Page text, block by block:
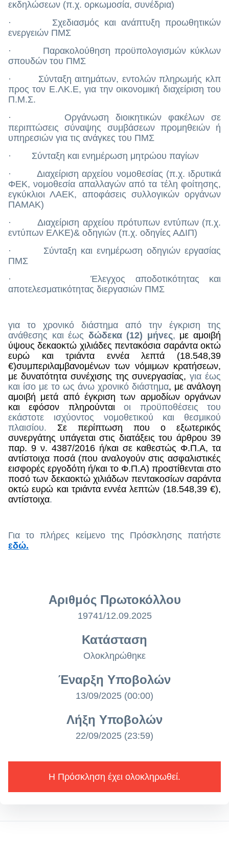
εκδηλώσεων (π.χ. ορκωμοσία, συνέδρια)
· Σχεδιασμός και ανάπτυξη προωθητικών
ενεργειών ΠΜΣ
· Παρακολούθηση προϋπολογισμών κύκλων
σπουδών του ΠΜΣ
· Σύνταξη αιτημάτων, εντολών πληρωμής κλπ
προς τον Ε.ΛΚ.Ε, για την οικονομική διαχείριση του
Π.Μ.Σ.
· Οργάνωση διοικητικών φακέλων σε
περιπτώσεις σύναψης συμβάσεων προμηθειών ή
υπηρεσιών για τις ανάγκες του ΠΜΣ
· Σύνταξη και ενημέρωση μητρώου παγίων
· Διαχείριση αρχείου νομοθεσίας (π.χ. ιδρυτικά
ΦΕΚ, νομοθεσία απαλλαγών από τα τέλη φοίτησης,
εγκύκλιοι ΛΑΕΚ, αποφάσεις συλλογικών οργάνων
ΠΑΜΑΚ)
· Διαχείριση αρχείου πρότυπων εντύπων (π.χ.
εντύπων ΕΛΚΕ)& οδηγιών (π.χ. οδηγίες ΑΔΙΠ)
· Σύνταξη και ενημέρωση οδηγιών εργασίας
ΠΜΣ
· Έλεγχος αποδοτικότητας και
αποτελεσματικότητας διεργασιών ΠΜΣ
για το χρονικό διάστημα από την έγκριση της
ανάθεσης και έως δώδεκα (12) μήνες, με αμοιβή
ύψους δεκαοκτώ χιλιάδες πεντακόσια σαράντα οκτώ
ευρώ και τριάντα εννέα λεπτά (18.548,39
€)συμπεριλαμβανομένων των νόμιμων κρατήσεων,
με δυνατότητα συνέχισης της συνεργασίας,για έως
και ίσο με το ως άνω χρονικό διάστημα, με ανάλογη
αμοιβή μετά από έγκριση των αρμοδίων οργάνων
και εφόσον πληρούνταιοι προϋποθέσεις του
εκάστοτε ισχύοντος νομοθετικού και θεσμικού
πλαισίου. Σε περίπτωση που ο εξωτερικός
συνεργάτης υπάγεται στις διατάξεις του άρθρου 39
παρ. 9 ν. 4387/2016 ή/και σε καθεστώς Φ.Π.Α, τα
αντίστοιχα ποσά (που αναλογούν στις ασφαλιστικές
εισφορές εργοδότη ή/και το Φ.Π.Α) προστίθενται στο
ποσό των δεκαοκτώ χιλιάδων πεντακοσίων σαράντα
οκτώ ευρώ και τριάντα εννέα λεπτών (18.548,39 €),
αντίστοιχα.
Για το πλήρες κείμενο της Πρόσκλησης πατήστε
εδώ.
Αριθμός Πρωτοκόλλου
19741/12.09.2025
Κατάσταση
Ολοκληρώθηκε
Έναρξη Υποβολών
13/09/2025 (00:00)
Λήξη Υποβολών
22/09/2025 (23:59)
Η Πρόσκληση έχει ολοκληρωθεί.